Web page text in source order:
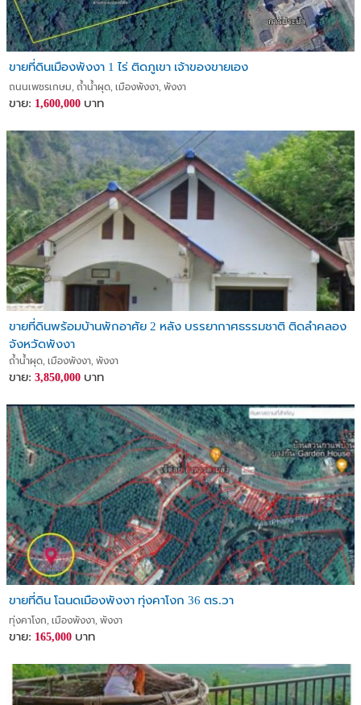
ขายที่ดินเมืองพังงา 1 ไร่ ติดภูเขา เจ้าของขายเอง
ถนนเพชรเกษม, ถ้ำน้ำผุด, เมืองพังงา, พังงา
ขาย: 1,600,000 บาท
ขายที่ดินพร้อมบ้านพักอาศัย 2 หลัง บรรยากาศธรรมชาติ ติดลำคลอง
จังหวัดพังงา
ถ้ำน้ำผุด, เมืองพังงา, พังงา
ขาย: 3,850,000 บาท
ขายที่ดิน โฉนดเมืองพังงา ทุ่งคาโงก 36 ตร.วา
ทุ่งคาโงก, เมืองพังงา, พังงา
ขาย: 165,000 บาท